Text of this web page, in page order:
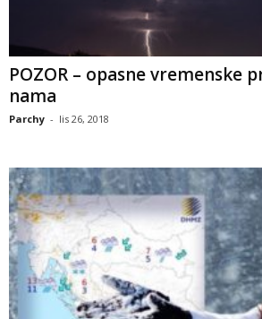
POZOR – opasne vremenske
nama
Parchy - lis 26, 2018